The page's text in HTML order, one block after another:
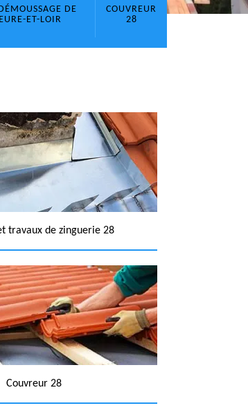
DE
ET-LOIR
COUVREUR
28
travaux de zinguerie 28
Couvreur 28